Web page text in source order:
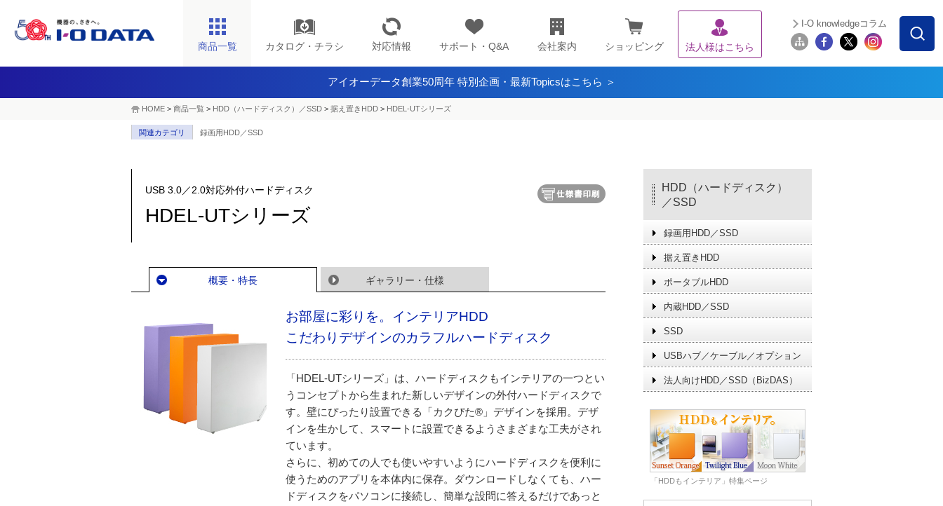
商品一覧 カタログ・チラシ 対応情報 サポート・Q&A 会社案内 ショッピング 法人様はこちら
I-O knowledgeコラム
アイオーデータ創業50周年 特別企画・最新Topicsはこちら ＞
HOME > 商品一覧 > HDD（ハードディスク）／SSD > 据え置きHDD > HDEL-UTシリーズ
関連カテゴリ 録画用HDD／SSD
USB 3.0／2.0対応外付ハードディスク
HDEL-UTシリーズ
概要・特長 ギャラリー・仕様
お部屋に彩りを。インテリアHDD
こだわりデザインのカラフルハードディスク
「HDEL-UTシリーズ」は、ハードディスクもインテリアの一つとい
うコンセプトから生まれた新しいデザインの外付ハードディスクで
す。壁にぴったり設置できる「カクぴた®」デザインを採用。デザ
インを生かして、スマートに設置できるようさまざまな工夫がされ
ています。
さらに、初めての人でも使いやすいようにハードディスクを便利に
使うためのアプリを本体内に保存。ダウンロードしなくても、ハー
ドディスクをパソコンに接続し、簡単な設問に答えるだけであっと
HDD（ハードディスク）
／SSD
録画用HDD／SSD
据え置きHDD
ポータブルHDD
内蔵HDD／SSD
SSD
USBハブ／ケーブル／オプション
法人向けHDD／SSD（BizDAS）
「HDDもインテリア」特集ページ